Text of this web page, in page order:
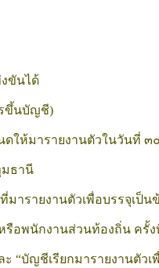
ขันได้
ขึ้นบัญชี)
ดให้มารายงานตัวในวันที่ ๓๐
ธานี
ารายงานตัวเพื่อบรรจุเป็
อพนักงานส่วนท้องถิ่น ครั้ง
“บัญชีเรียกมารายงานตัวเ